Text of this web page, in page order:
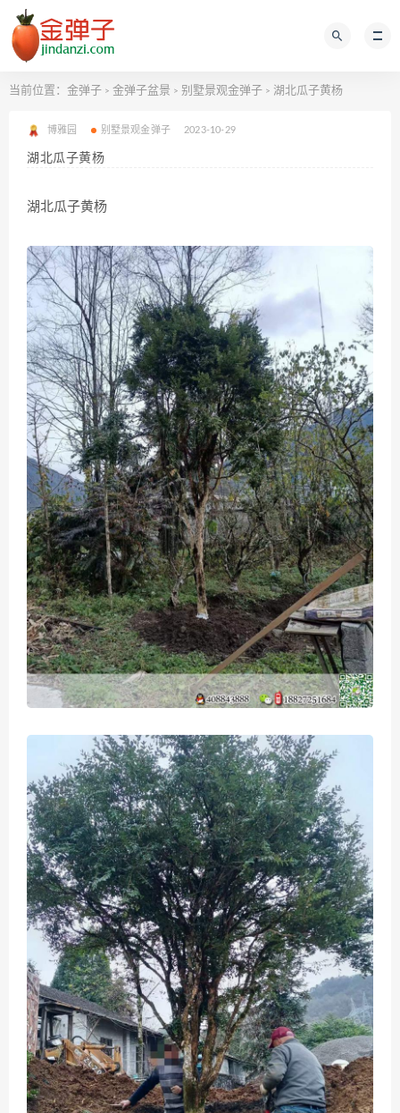
当前位置： 金弹子 > 金弹子盆景 > 别墅景观金弹子 > 湖北瓜子黄杨
博雅园 别墅景观金弹子 2023-10-29
湖北瓜子黄杨
湖北瓜子黄杨